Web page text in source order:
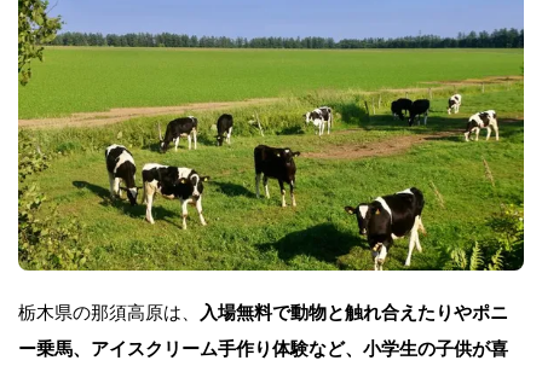
栃木県の那須高原は、
入場無料で動物と触れ合えたりやポニ
ー乗馬、アイスクリーム手作り体験など、小学生の子供が喜